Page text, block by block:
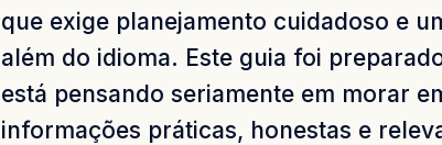
que exige planejamento cuidadoso e
além do idioma. Este guia foi
está pensando seriamente em morar
informações práticas, honestas e